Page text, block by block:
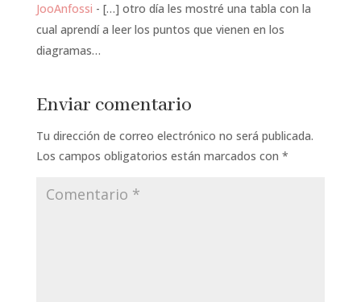
JooAnfossi - […] otro día les mostré una tabla con la
cual aprendí a leer los puntos que vienen en los
diagramas…
Enviar comentario
Tu dirección de correo electrónico no será publicada.
Los campos obligatorios están marcados con *